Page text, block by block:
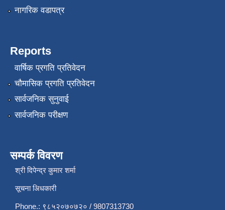
नागरिक वडापत्र
Reports
वार्षिक प्रगति प्रतिवेदन
चौमासिक प्रगति प्रतिवेदन
सार्वजनिक सुनुवाई
सार्वजनिक परीक्षण
सम्पर्क विवरण
श्री दिपेन्द्र कुमार शर्मा
सूचना अिधकारी
Phone.: ९८५२०७०७२० / 9807313730